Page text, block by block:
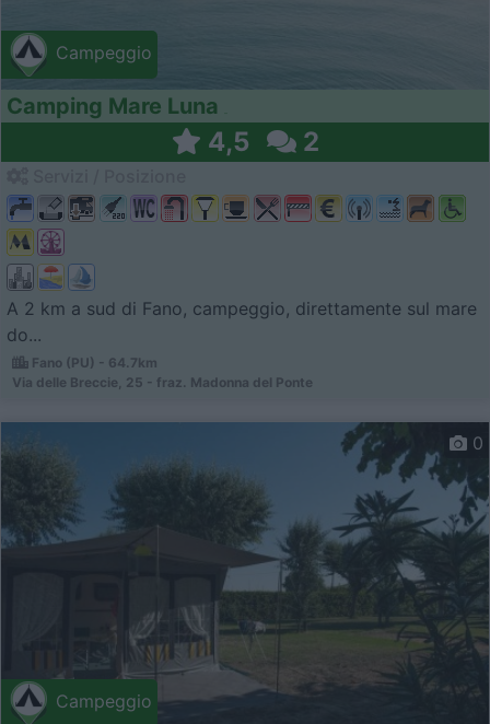
Campeggio
Camping Mare Luna
4,5 2
A 2 km a sud di Fano, campeggio, direttamente sul mare
do...
Fano (PU) - 64.7km
Via delle Breccie, 25 - fraz. Madonna del Ponte
Campeggio
0